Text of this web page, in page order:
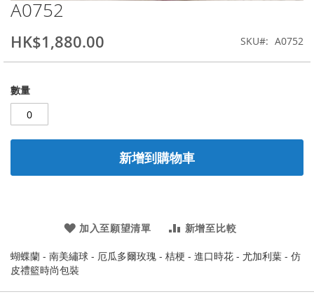
Skip
to
the
beginning
of
images
gallery
A0752
HK$1,880.00 SKU A0752
數量
新增到購物車
加入至願望清單 新增至比較
蝴蝶蘭 - 南美繡球 - 厄瓜多爾玫瑰 - 桔梗 - 進口時花 - 尤加利葉 - 仿
皮禮籃時尚包裝